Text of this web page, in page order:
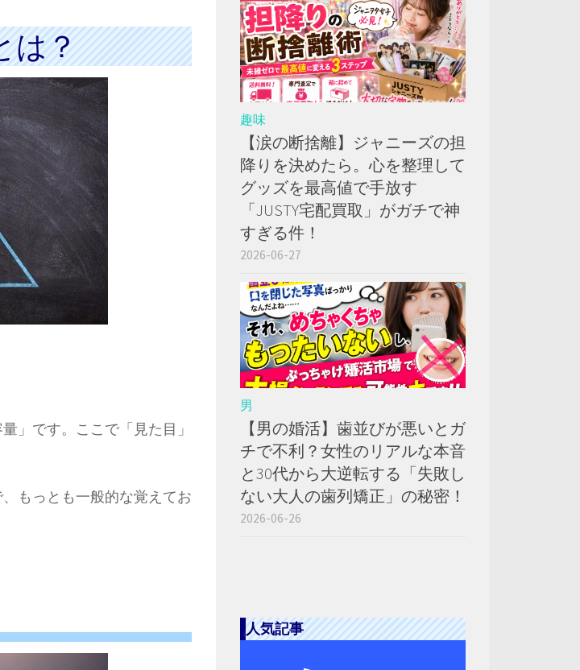
は？
」です。ここで「見た目」
もっとも一般的な覚えてお
趣味
【涙の断捨離】ジャニーズの担
降りを決めたら。心を整理して
グッズを最高値で手放す
「JUSTY宅配買取」がガチで神
すぎる件！
2026-06-27
男
【男の婚活】歯並びが悪いとガ
チで不利？女性のリアルな本音
と30代から大逆転する「失敗し
ない大人の歯列矯正」の秘密！
2026-06-26
人気記事